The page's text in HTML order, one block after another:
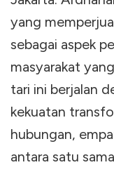
yang
sebagai aspek
masyarakat
tari ini berjalan
kekuatan
hubungan,
antara satu